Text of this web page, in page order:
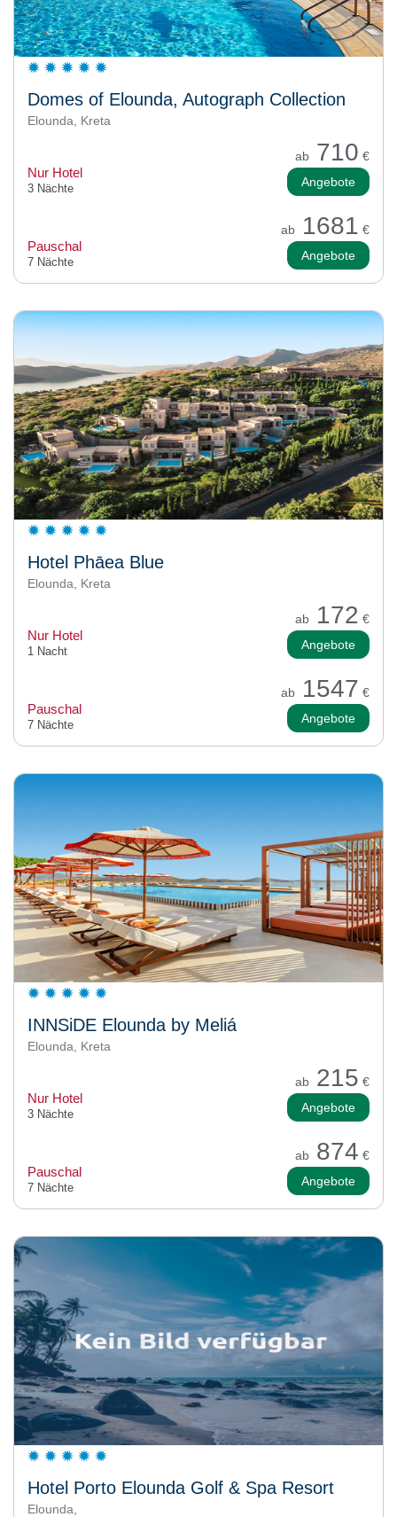
Domes of Elounda, Autograph Collection
Elounda, Kreta
ab 710 €
Nur Hotel
3 Nächte Angebote
ab 1681 €
Pauschal
7 Nächte Angebote
Hotel Phāea Blue
Elounda, Kreta
ab 172 €
Nur Hotel
1 Nacht Angebote
ab 1547 €
Pauschal
7 Nächte Angebote
INNSiDE Elounda by Meliá
Elounda, Kreta
ab 215 €
Nur Hotel
3 Nächte Angebote
ab 874 €
Pauschal
7 Nächte Angebote
Hotel Porto Elounda Golf & Spa Resort
Elounda,